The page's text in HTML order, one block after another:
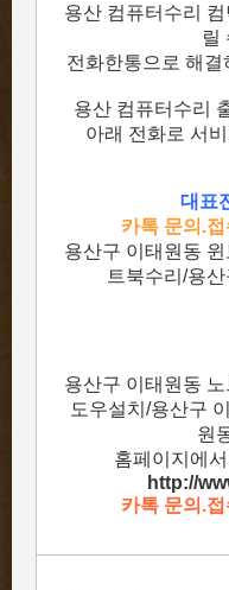
용산 컴퓨터수리
릴
전화한통으로 해
용산 컴퓨터수리
아래 전화로 서
대표
카톡 문의.
용산구 이태원동
트북수리/용
용산구 이태원동
도우설치/용산구
원
홈페이지에
http://
카톡 문의.